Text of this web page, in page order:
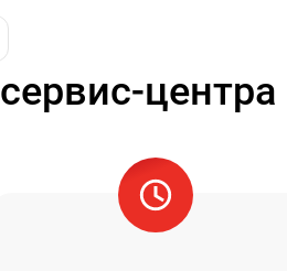
центра